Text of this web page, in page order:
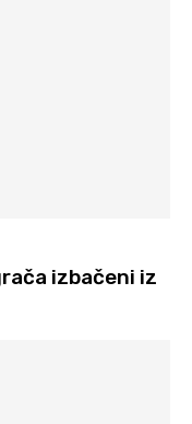
izbačeni iz